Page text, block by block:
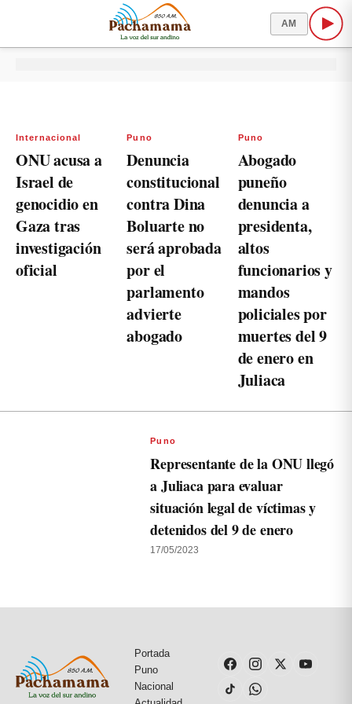
AM
Internacional
ONU acusa a
Israel de
genocidio en
Gaza tras
investigación
oficial
Puno
Denuncia
constitucional
contra Dina
Boluarte no
será aprobada
por el
parlamento
advierte
abogado
Puno
Abogado
puneño
denuncia a
presidenta,
altos
funcionarios y
mandos
policiales por
muertes del 9
de enero en
Juliaca
Puno
Representante de la ONU llegó
a Juliaca para evaluar
situación legal de víctimas y
detenidos del 9 de enero
17/05/2023
Portada
Puno
Nacional